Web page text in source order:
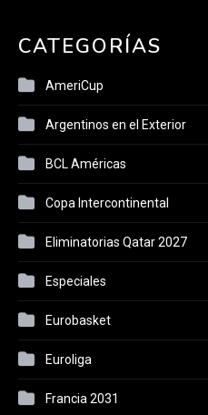
CATEGORÍAS
AmeriCup
Argentinos en el Exterior
BCL Américas
Copa Intercontinental
Eliminatorias Qatar 2027
Especiales
Eurobasket
Euroliga
Francia 2031